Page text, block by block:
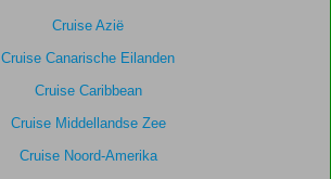
Cruise Azië
Cruise Canarische Eilanden
Cruise Caribbean
Cruise Middellandse Zee
Cruise Noord-Amerika